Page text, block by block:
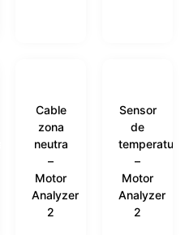
Cable
zona
neutra
–
Motor
Analyzer
2
Sensor
de
temperatura
–
Motor
Analyzer
2